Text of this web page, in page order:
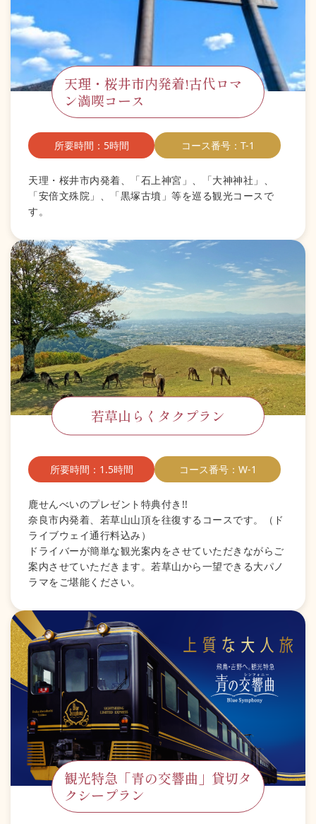
天理・桜井市内発着!古代ロマ
ン満喫コース
所要時間：5時間 コース番号：T-1
天理・桜井市内発着、「石上神宮」、「大神神社」、
「安倍文殊院」、「黒塚古墳」等を巡る観光コースで
す。
若草山らくタクプラン
所要時間：1.5時間 コース番号：W-1
鹿せんべいのプレゼント特典付き!!
奈良市内発着、若草山山頂を往復するコースです。（ド
ライブウェイ通行料込み）
ドライバーが簡単な観光案内をさせていただきながらご
案内させていただきます。若草山から一望できる大パノ
ラマをご堪能ください。
観光特急「青の交響曲」貸切タ
クシープラン